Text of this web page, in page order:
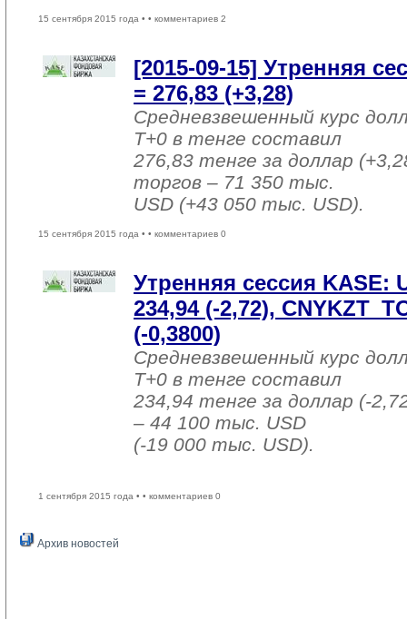
15 сентября 2015 года • • комментариев 2
[2015-09-15] Утренняя
= 276,83 (+3,28)
Средневзвешенный курс
T+0 в тенге составил
276,83 тенге за доллар
торгов – 71 350 тыс.
USD (+43 050 тыс. USD).
15 сентября 2015 года • • комментариев 0
Утренняя сессия KASE:
234,94 (-2,72),
(-0,3800)
Средневзвешенный курс
T+0 в тенге составил
234,94 тенге за доллар (-
– 44 100 тыс. USD
(-19 000 тыс. USD).
1 сентября 2015 года • • комментариев 0
Архив новостей